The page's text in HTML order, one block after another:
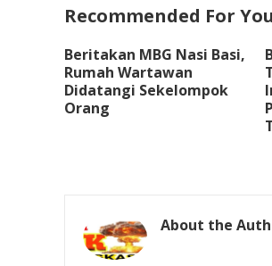
Recommended For You
Beritakan MBG Nasi Basi,
Rumah Wartawan
Didatangi Sekelompok
Orang
About the